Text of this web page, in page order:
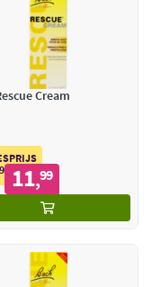
Cream
11,99